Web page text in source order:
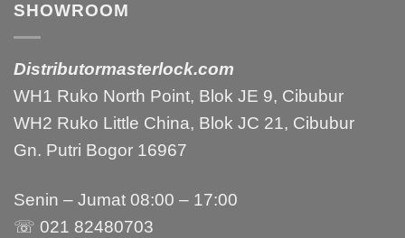
SHOWROOM
Distributormasterlock.com
WH1 Ruko North Point, Blok JE 9, Cibubur
WH2 Ruko Little China, Blok JC 21, Cibubur
Gn. Putri Bogor 16967
Senin – Jumat 08:00 – 17:00
☏ 021 82480703